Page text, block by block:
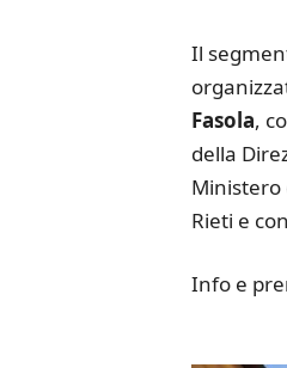
Il
Fasola,
della
Ministero
Rieti e
Info e